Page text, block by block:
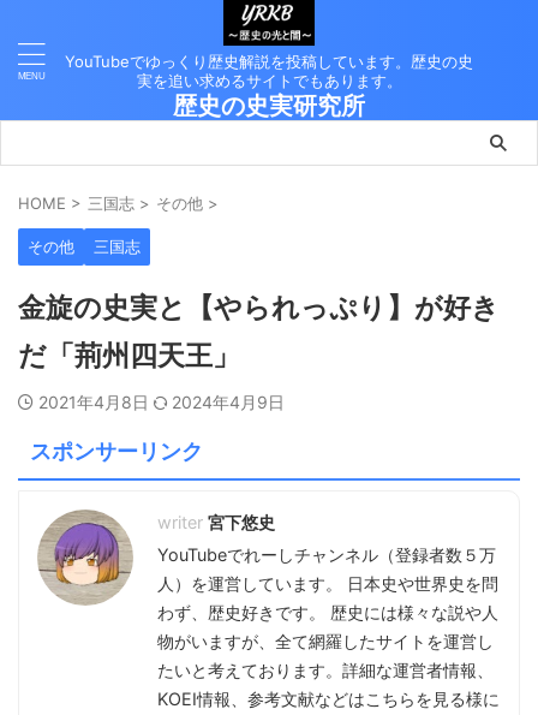
YouTubeでゆっくり歴史解説を投稿しています。歴史の史
実を追い求めるサイトでもあります。
歴史の史実研究所
HOME > 三国志 > その他 >
その他 三国志
金旋の史実と【やられっぷり】が好き
だ「荊州四天王」
2021年4月8日 2024年4月9日
スポンサーリンク
宮下悠史
YouTubeでれーしチャンネル（登録者数５万
人）を運営しています。 日本史や世界史を問
わず、歴史好きです。 歴史には様々な説や人
物がいますが、全て網羅したサイトを運営し
たいと考えております。詳細な運営者情報、
KOEI情報、参考文献などはこちらを見る様に